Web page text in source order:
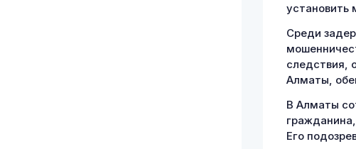
установить
Среди
следствия,
Алматы,
В Алматы
Его